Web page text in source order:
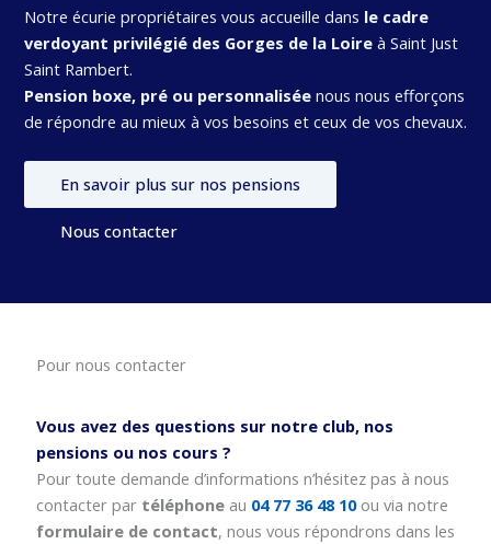
Notre écurie propriétaires vous accueille dans le cadre
verdoyant privilégié des Gorges de la Loireà Saint Just
Saint Rambert.
Pension boxe, pré ou personnaliséenous nous efforçons
de répondre au mieux à vos besoins et ceux de vos chevaux.
En savoir plus sur nos pensions
Nous contacter
Pour nous contacter
Vous avez des questions sur notre club, nos
pensions ou nos cours ?
Pour toute demande d’informations n’hésitez pas à nous
contacter par téléphoneau 04 77 36 48 10 ou via notre
formulaire de contact, nous vous répondrons dans les